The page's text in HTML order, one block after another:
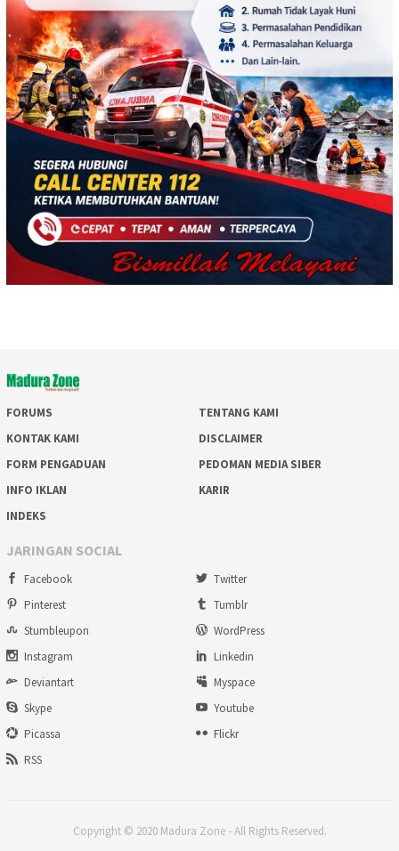
FORUMS
TENTANG KAMI
KONTAK KAMI
DISCLAIMER
FORM PENGADUAN
PEDOMAN MEDIA SIBER
INFO IKLAN
KARIR
INDEKS
JARINGAN SOCIAL
Facebook
Twitter
Pinterest
Tumblr
Stumbleupon
WordPress
Instagram
Linkedin
Deviantart
Myspace
Skype
Youtube
Picassa
Flickr
RSS
Copyright © 2020 Madura Zone - All Rights Reserved.